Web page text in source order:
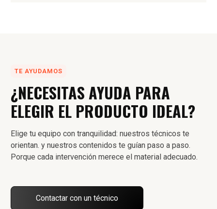
TE AYUDAMOS
¿NECESITAS AYUDA PARA
ELEGIR EL PRODUCTO IDEAL?
Elige tu equipo con tranquilidad: nuestros técnicos te
orientan. y nuestros contenidos te guían paso a paso.
Porque cada intervención merece el material adecuado.
Contactar con un técnico